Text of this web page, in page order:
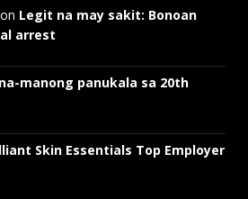
on Legit na may sakit: Bonoan
arrest
manong panukala sa 20th
Skin Essentials Top Employer